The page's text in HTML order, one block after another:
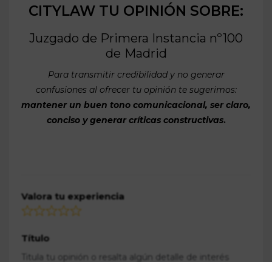
CITYLAW TU OPINIÓN SOBRE:
Juzgado de Primera Instancia nº100
de Madrid
Para transmitir credibilidad y no generar
confusiones al ofrecer tu opinión te sugerimos:
mantener un buen tono comunicacional, ser claro,
conciso y generar críticas constructivas.
Valora tu experiencia
Título